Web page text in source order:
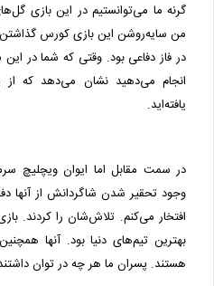
گرنه ما می‌توانستیم در این بازی
من سایه‌روشن این بازی کورس گذاشتن
در فاز دفاعی بود. وقتی که شما در
انجام می‌دهید نشان می‌دهد که
یافته‌اید.
در سمت مقابل اما ایوان ویچلیچ
وجود تحقیر شدن شاگردانش از آنها
افتخار می‌کنم. تلاش‌شان را کردند.
بهترین تیم‌های دنیا بود. آنها
هستند. پسران ما هر چه در توان